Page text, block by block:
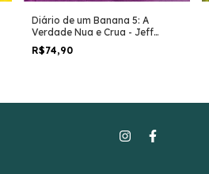
Diário de um Banana 5: A
Verdade Nua e Crua - Jeff
Kinney
R$74,90